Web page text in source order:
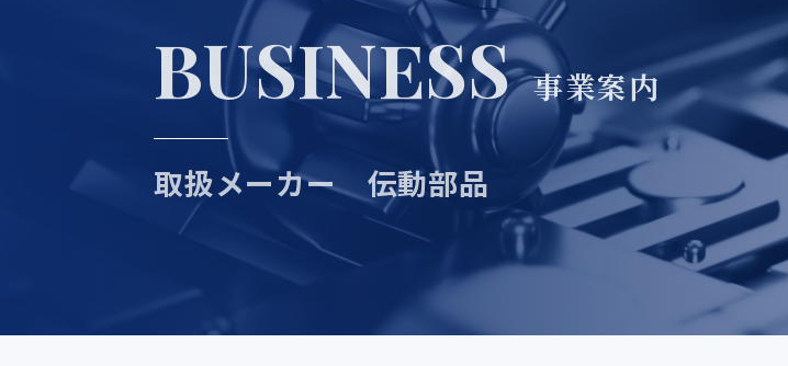
BUSINESS 事業案内
取扱メーカー 伝動部品